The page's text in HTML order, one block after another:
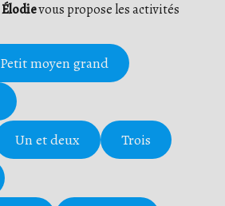
Élodievous propose les activités
Petit moyen grand
Un et deux
Trois